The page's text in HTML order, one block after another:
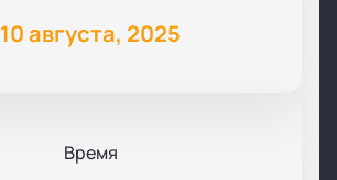
10 августа, 2025
Время